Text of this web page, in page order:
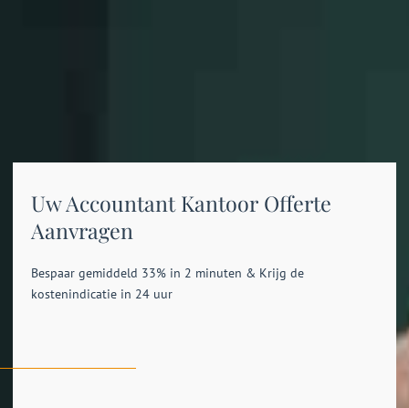
Uw Accountant Kantoor Offerte
Aanvragen
Bespaar gemiddeld 33% in 2 minuten & Krijg de
kostenindicatie in 24 uur